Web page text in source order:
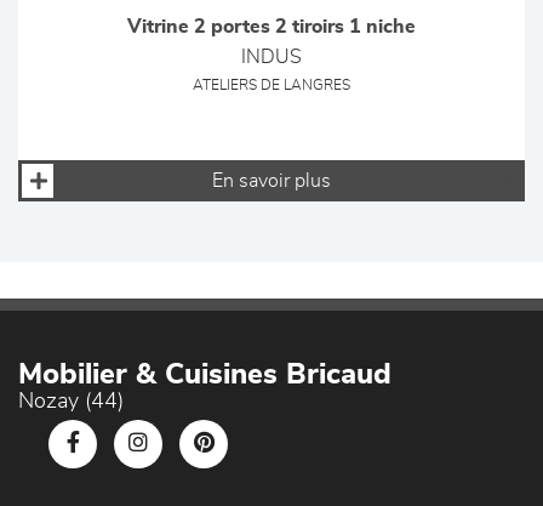
Vitrine 2 portes 2 tiroirs 1 niche
INDUS
ATELIERS DE LANGRES
En savoir plus
Mobilier & Cuisines Bricaud
Nozay (44)